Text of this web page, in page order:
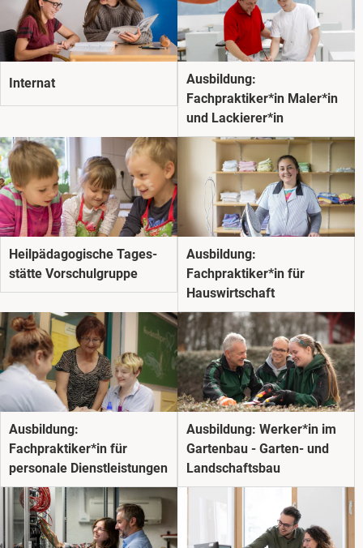
Internat
Ausbildung:
Fachpraktiker*in Maler*in
und Lackierer*in
Heil­päda­gogische Tages­
stätte Vorschul­gruppe
Ausbildung:
Fachpraktiker*in für
Hauswirtschaft
Ausbildung:
Fachpraktiker*in für
personale Dienst­leistungen
Ausbildung: Werker*in im
Gartenbau - Garten- und
Landschaftsbau